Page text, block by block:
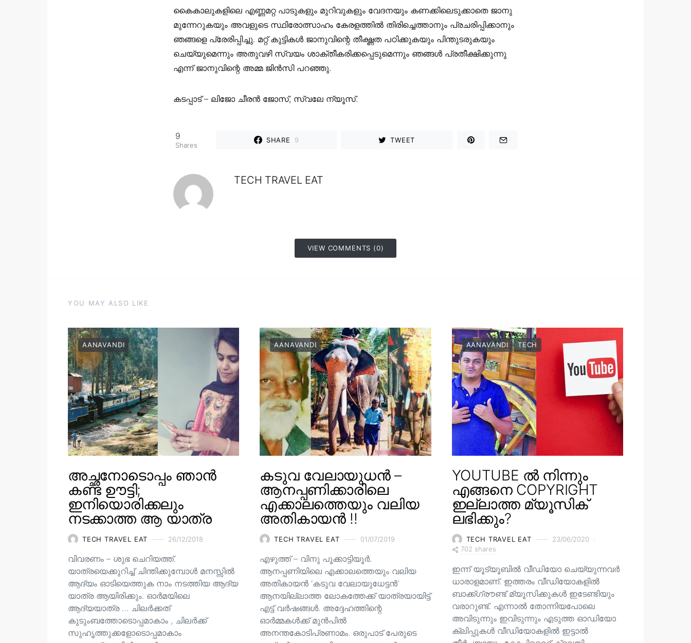
കൈകാലുകളിലെ എണ്ണമറ്റ പാടുകളും മുറിവുകളും വേദനയും കണക്കിലെടുക്കാതെ ജാനു
മുന്നേറുകയും അവളുടെ സ്ഥിരോത്സാഹം കേരളത്തിൽ തിരിച്ചെത്താനും പ്രചരിപ്പിക്കാനും
ഞങ്ങളെ പ്രേരിപ്പിച്ചു. മറ്റ് കുട്ടികൾ ജാനുവിന്റെ തീക്ഷ്ണത പഠിക്കുകയും പിന്തുടരുകയും
ചെയ്യുമെന്നും അതുവഴി സ്വയം ശാക്തീകരിക്കപ്പെടുമെന്നും ഞങ്ങൾ പ്രതീക്ഷിക്കുന്നു
എന്ന് ജാനുവിന്റെ അമ്മ ജിൻസി പറഞ്ഞു.
കടപ്പാട് – ലിജോ ചീരൻ ജോസ്, സ്വലേ ന്യൂസ്.
9
Shares
SHARE 9 TWEET
TECH TRAVEL EAT
VIEW COMMENTS (0)
YOU MAY ALSO LIKE
AANAVANDI
അച്ഛനോടൊപ്പം ഞാൻ
കണ്ട ഊട്ടി;
ഇനിയൊരിക്കലും
നടക്കാത്ത ആ യാത്ര
TECH TRAVEL EAT 26/12/2018
വിവരണം – ശുഭ ചെറിയത്ത്.
യാത്രയെക്കുറിച്ച് ചിന്തിക്കുമ്പോൾ മനസ്സിൽ
ആദ്യം ഓടിയെത്തുക നാം നടത്തിയ ആദ്യ
യാത്ര ആയിരിക്കും. ഓർമയിലെ
ആദ്യയാത്ര … ചിലർക്കത്
കുടുംബത്തോടൊപ്പമാകാം , ചിലർക്ക്
സുഹൃത്തുക്കളോടൊപ്പമാകാം
AANAVANDI
കടുവ വേലായുധൻ –
ആനപ്പണിക്കാരിലെ
എക്കാലത്തെയും വലിയ
അതികായൻ !!
TECH TRAVEL EAT 01/07/2019
എഴുത്ത് – വിനു പൂക്കാട്ടിയൂർ.
ആനപ്പണിയിലെ എക്കാലത്തെയും വലിയ
അതികായൻ ‘കടുവ വേലായുധേട്ടൻ’
ആനയില്ലാത്ത ലോകത്തേക്ക് യാത്രയായിട്ട്
എട്ട് വർഷങ്ങൾ. അദ്ദേഹത്തിന്റെ
ഓർമ്മകൾക്ക് മുൻപിൽ
അനന്തകോടിപ്രണാമം. ഒരുപാട് പേരുടെ
AANAVANDI TECH
YOUTUBE ൽ നിന്നും
എങ്ങനെ COPYRIGHT
ഇല്ലാത്ത മ്യൂസിക്
ലഭിക്കും?
TECH TRAVEL EAT
23/06/2020
702 shares
ഇന്ന് യൂട്യൂബിൽ വീഡിയോ ചെയ്യുന്നവർ
ധാരാളമാണ്. ഇത്തരം വീഡിയോകളിൽ
ബാക്ക്ഗ്രൗണ്ട് മ്യൂസിക്കുകൾ ഇടേണ്ടിയും
വരാറുണ്ട്. എന്നാൽ തോന്നിയപോലെ
അവിടുന്നും ഇവിടുന്നും എടുത്ത ഓഡിയോ
ക്ലിപ്പുകൾ വീഡിയോകളിൽ ഇട്ടാൽ